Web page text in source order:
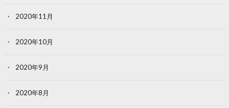
2020年11月
2020年10月
2020年9月
2020年8月